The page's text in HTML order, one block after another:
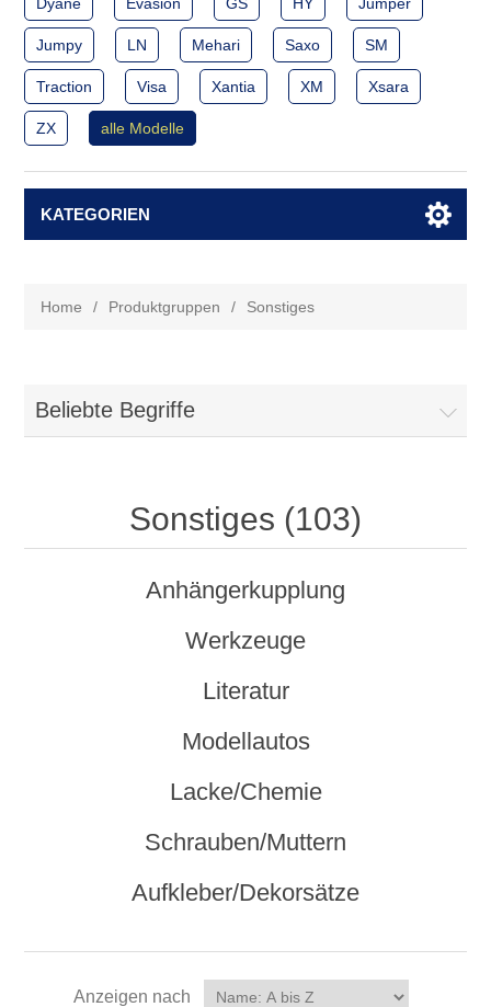
Jumpy LN Mehari Saxo SM
Traction Visa Xantia XM Xsara
ZX alle Modelle
KATEGORIEN
Home / Produktgruppen / Sonstiges
Beliebte Begriffe
Sonstiges (103)
Anhängerkupplung
Werkzeuge
Literatur
Modellautos
Lacke/Chemie
Schrauben/Muttern
Aufkleber/Dekorsätze
Anzeigen nach